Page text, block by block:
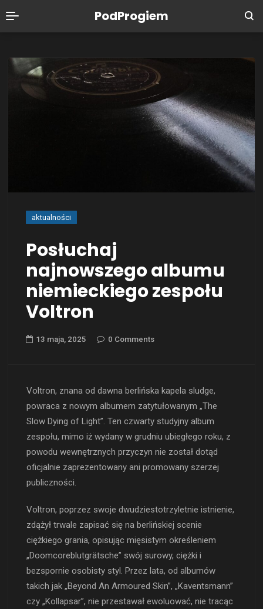
PodProgiem
aktualności
Posłuchaj
najnowszego albumu
niemieckiego zespołu
Voltron
13 maja, 2025 0 Comments
Voltron, znana od dawna berlińska kapela sludge,
powraca z nowym albumem zatytułowanym „The
Slow Dying of Light”. Ten czwarty studyjny album
zespołu, mimo iż wydany w grudniu ubiegłego roku, z
powodu wewnętrznych przyczyn nie został dotąd
oficjalnie zaprezentowany ani promowany szerzej
publiczności.
Voltron, poprzez swoje dwudziestotrzyletnie istnienie,
zdążył trwale zapisać się na berlińskiej scenie
ciężkiego grania, opisując mięsistym określeniem
„Doomcoreblutgrätsche” swój surowy, ciężki i
bezspornie osobisty styl. Przez lata, od albumów
takich jak „Beyond An Armoured Skin”, „Kaventsmann”
czy „Kollapsar”, nie przestawał ewoluować, nie tracąc